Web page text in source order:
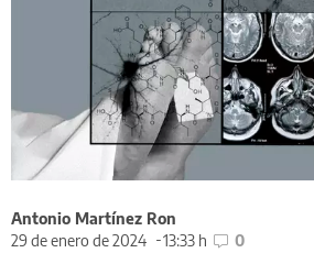
Antonio Martínez Ron
29 de enero de 2024
13:33 h 0